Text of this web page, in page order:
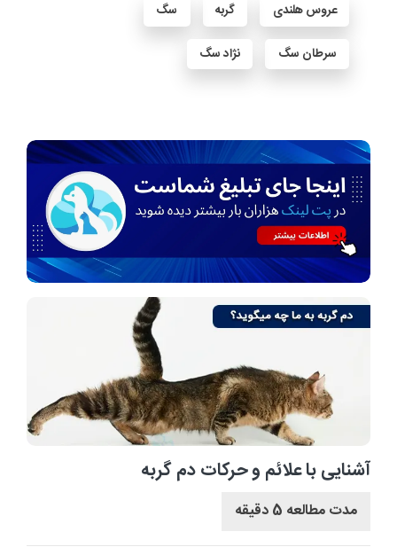
عروس هلندی گربه سگ
سرطان سگ نژاد سگ
آشنایی با علائم و حرکات دم گربه
مدت مطالعه 5 دقیقه